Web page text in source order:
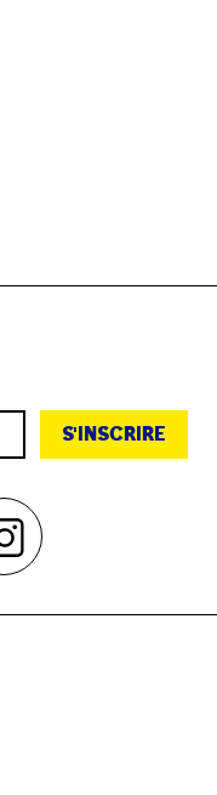
S'INSCRIRE